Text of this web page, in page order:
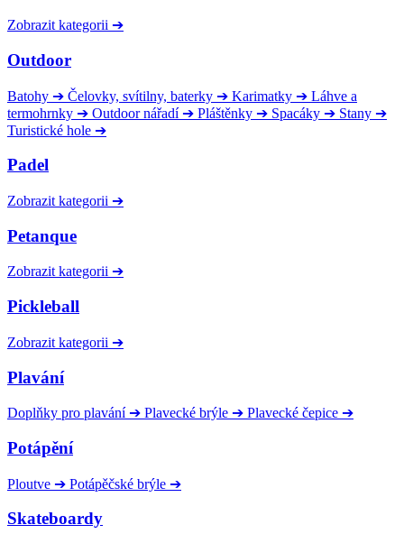
Zobrazit kategorii ➔
Outdoor
Batohy ➔ Čelovky, svítilny, baterky ➔ Karimatky ➔ Láhve a
termohrnky ➔ Outdoor nářadí ➔ Pláštěnky ➔ Spacáky ➔ Stany ➔
Turistické hole ➔
Padel
Zobrazit kategorii ➔
Petanque
Zobrazit kategorii ➔
Pickleball
Zobrazit kategorii ➔
Plavání
Doplňky pro plavání ➔ Plavecké brýle ➔ Plavecké čepice ➔
Potápění
Ploutve ➔ Potápěčské brýle ➔
Skateboardy